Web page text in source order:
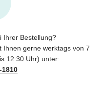
Ihrer Bestellung?
Ihnen gerne werktags von 7
12:30 Uhr) unter:
1810